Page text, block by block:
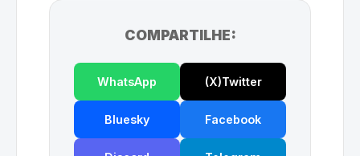
COMPARTILHE:
WhatsApp (X)Twitter
Bluesky Facebook